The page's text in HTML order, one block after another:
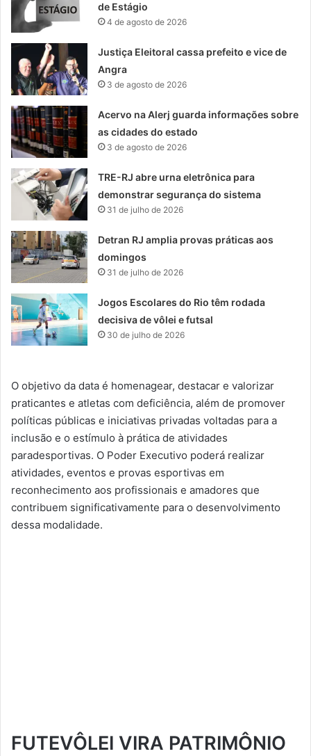
de Estágio
4 de agosto de 2026
Justiça Eleitoral cassa prefeito e vice de
Angra
3 de agosto de 2026
Acervo na Alerj guarda informações sobre
as cidades do estado
3 de agosto de 2026
TRE-RJ abre urna eletrônica para
demonstrar segurança do sistema
31 de julho de 2026
Detran RJ amplia provas práticas aos
domingos
31 de julho de 2026
Jogos Escolares do Rio têm rodada
decisiva de vôlei e futsal
30 de julho de 2026
O objetivo da data é homenagear, destacar e valorizar
praticantes e atletas com deficiência, além de promover
políticas públicas e iniciativas privadas voltadas para a
inclusão e o estímulo à prática de atividades
paradesportivas. O Poder Executivo poderá realizar
atividades, eventos e provas esportivas em
reconhecimento aos profissionais e amadores que
contribuem significativamente para o desenvolvimento
dessa modalidade.
FUTEVÔLEI VIRA PATRIMÔNIO